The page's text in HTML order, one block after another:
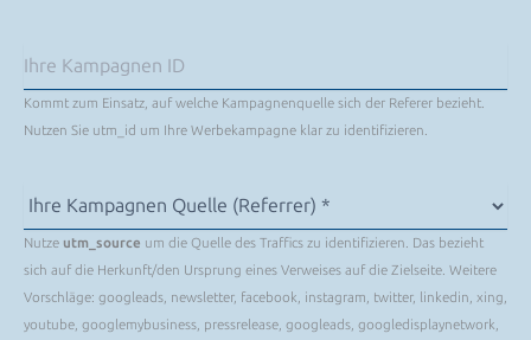
Kommt zum Einsatz, auf welche Kampagnenquelle sich der Referer bezieht.
Nutzen Sie utm_id um Ihre Werbekampagne klar zu identifizieren.
Nutze utm_source um die Quelle des Traffics zu identifizieren. Das bezieht
sich auf die Herkunft/den Ursprung eines Verweises auf die Zielseite. Weitere
Vorschläge: googleads, newsletter, facebook, instagram, twitter, linkedin, xing,
youtube, googlemybusiness, pressrelease, googleads, googledisplaynetwork,